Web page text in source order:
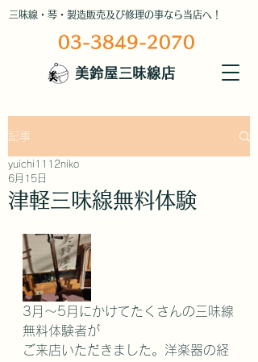
三味線・琴・製造販売及び修理の事なら当店へ！
美鈴屋三味線店
03-3849-2070
記事
津軽三味線無料体験
yuichi1112niko
6月15日
3月～5月にかけてたくさんの三味線
無料体験者が
ご来店いただきました。洋楽器の経